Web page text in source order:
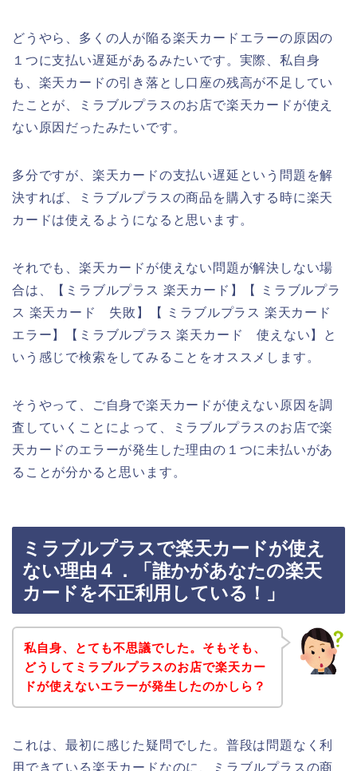
どうやら、多くの人が陥る楽天カードエラーの原因の
１つに支払い遅延があるみたいです。実際、私自身
も、楽天カードの引き落とし口座の残高が不足してい
たことが、ミラブルプラスのお店で楽天カードが使え
ない原因だったみたいです。
多分ですが、楽天カードの支払い遅延という問題を解
決すれば、ミラブルプラスの商品を購入する時に楽天
カードは使えるようになると思います。
それでも、楽天カードが使えない問題が解決しない場
合は、【ミラブルプラス 楽天カード】【 ミラブルプラ
ス 楽天カード 失敗】【 ミラブルプラス 楽天カード
エラー】【ミラブルプラス 楽天カード 使えない】と
いう感じで検索をしてみることをオススメします。
そうやって、ご自身で楽天カードが使えない原因を調
査していくことによって、ミラブルプラスのお店で楽
天カードのエラーが発生した理由の１つに未払いがあ
ることが分かると思います。
ミラブルプラスで楽天カードが使え
ない理由４．「誰かがあなたの楽天
カードを不正利用している！」
私自身、とても不思議でした。そもそも、
どうしてミラブルプラスのお店で楽天カー
ドが使えないエラーが発生したのかしら？
これは、最初に感じた疑問でした。普段は問題なく利
用できている楽天カードなのに、ミラブルプラスの商